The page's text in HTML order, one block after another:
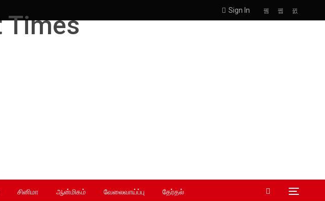
Sign In
சினிமா ஆன்மிகம் வேலைவாய்ப்பு தேர்தல்